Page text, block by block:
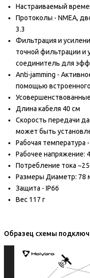
Настраиваемый
Протоколы - NMEA,
3.3
Фильтрация и
точной фильтрации и
соединитель для
Anti-jamming -
помощью
Длина кабеля 40 см
Скорость передачи
может быть
Рабочая температура
Рабочее напряжение:
Потребление тока
Размеры Диаметр: 78
Защита - IP66
Вес 117 г
Образец схемы